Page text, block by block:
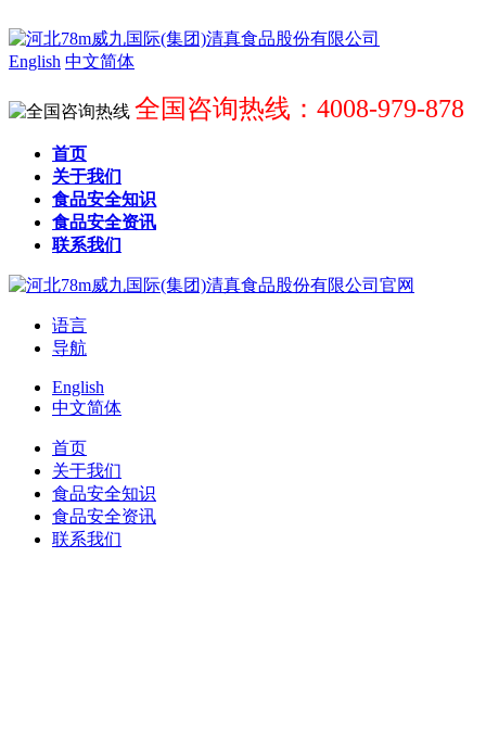
English 中文简体
全国咨询热线：4008-979-878
首页
关于我们
食品安全知识
食品安全资讯
联系我们
语言
导航
English
中文简体
首页
关于我们
食品安全知识
食品安全资讯
联系我们